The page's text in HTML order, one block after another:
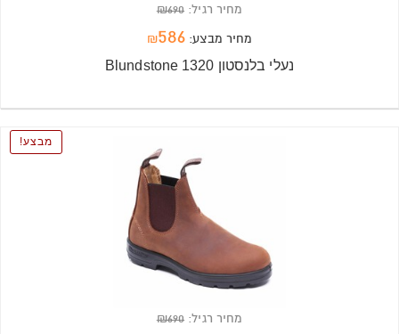
מחיר רגיל: ₪690
מחיר מבצע: ₪586
נעלי בלנסטון Blundstone 1320
מחיר רגיל: ₪690
מבצע